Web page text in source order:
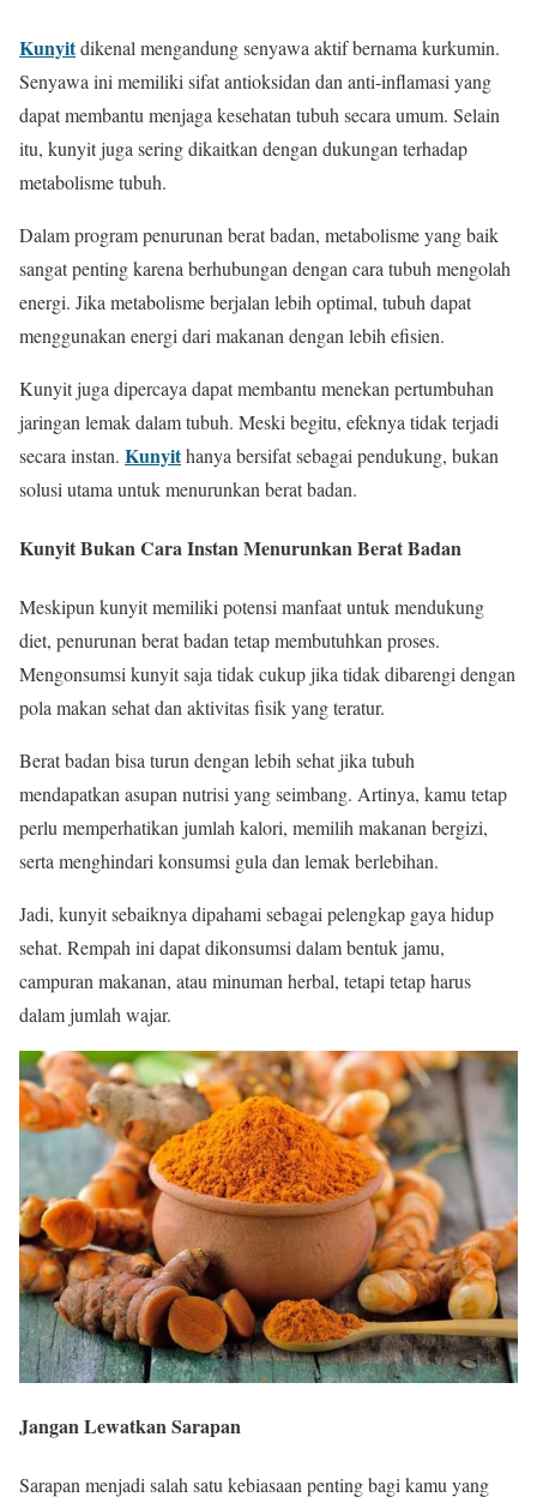
Kunyitdikenal mengandung senyawa aktif bernama kurkumin.
Senyawa ini memiliki sifat antioksidan dan anti-inflamasi yang
dapat membantu menjaga kesehatan tubuh secara umum. Selain
itu, kunyit juga sering dikaitkan dengan dukungan terhadap
metabolisme tubuh.
Dalam program penurunan berat badan, metabolisme yang baik
sangat penting karena berhubungan dengan cara tubuh mengolah
energi. Jika metabolisme berjalan lebih optimal, tubuh dapat
menggunakan energi dari makanan dengan lebih efisien.
Kunyit juga dipercaya dapat membantu menekan pertumbuhan
jaringan lemak dalam tubuh. Meski begitu, efeknya tidak terjadi
secara instan. Kunyithanya bersifat sebagai pendukung, bukan
solusi utama untuk menurunkan berat badan.
Kunyit Bukan Cara Instan Menurunkan Berat Badan
Meskipun kunyit memiliki potensi manfaat untuk mendukung
diet, penurunan berat badan tetap membutuhkan proses.
Mengonsumsi kunyit saja tidak cukup jika tidak dibarengi dengan
pola makan sehat dan aktivitas fisik yang teratur.
Berat badan bisa turun dengan lebih sehat jika tubuh
mendapatkan asupan nutrisi yang seimbang. Artinya, kamu tetap
perlu memperhatikan jumlah kalori, memilih makanan bergizi,
serta menghindari konsumsi gula dan lemak berlebihan.
Jadi, kunyit sebaiknya dipahami sebagai pelengkap gaya hidup
sehat. Rempah ini dapat dikonsumsi dalam bentuk jamu,
campuran makanan, atau minuman herbal, tetapi tetap harus
dalam jumlah wajar.
Jangan Lewatkan Sarapan
Sarapan menjadi salah satu kebiasaan penting bagi kamu yang